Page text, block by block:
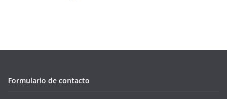
Formulario de contacto